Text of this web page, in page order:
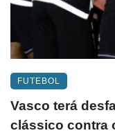
FUTEBOL
Vasco terá
clássico contra